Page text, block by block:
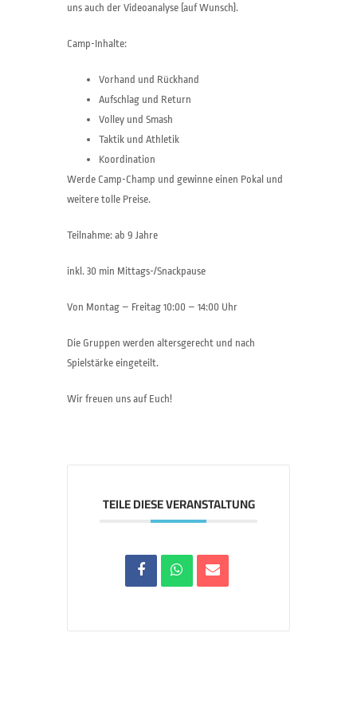
uns auch der Videoanalyse (auf Wunsch).
Camp-Inhalte:
Vorhand und Rückhand
Aufschlag und Return
Volley und Smash
Taktik und Athletik
Koordination
Werde Camp-Champ und gewinne einen Pokal und
weitere tolle Preise.
Teilnahme: ab 9 Jahre
inkl. 30 min Mittags-/Snackpause
Von Montag – Freitag 10:00 – 14:00 Uhr
Die Gruppen werden altersgerecht und nach
Spielstärke eingeteilt.
Wir freuen uns auf Euch!
TEILE DIESE VERANSTALTUNG